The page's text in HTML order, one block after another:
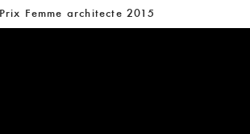
Femme architecte 2015